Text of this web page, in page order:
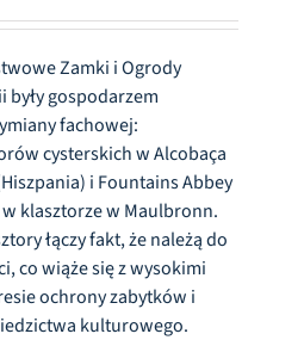
Zamki i Ogrody
gospodarzem
fachowej:
cysterskich w Alcobaça
i Fountains Abbey
klasztorze w Maulbronn.
łączy fakt, że należą do
co wiąże się z wysokimi
ochrony zabytków i
kulturowego.